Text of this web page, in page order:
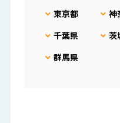
東京都 神
千葉県
茨
群馬県